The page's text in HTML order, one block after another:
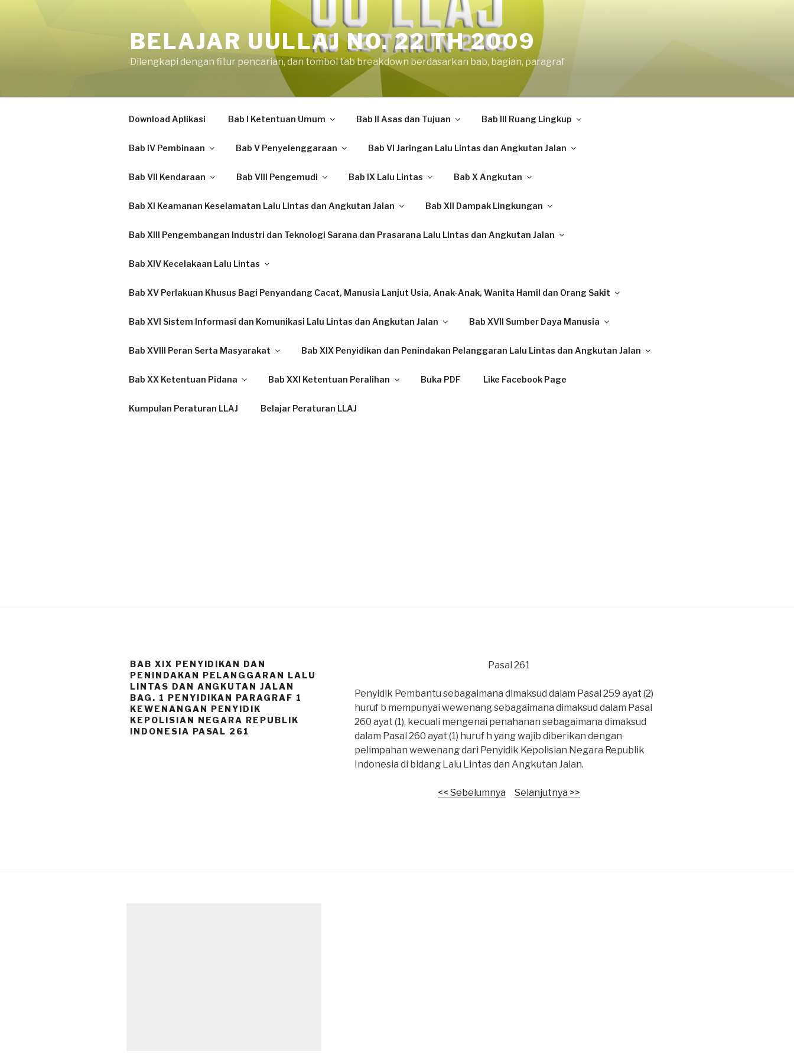
BELAJAR UULLAJ NO. 22 TH 2009
Dilengkapi dengan fitur pencarian, dan tombol tab breakdown berdasarkan bab, bagian, paragraf
Download Aplikasi Bab I Ketentuan Umum Bab II Asas dan Tujuan Bab III Ruang Lingkup
Bab IV Pembinaan Bab V Penyelenggaraan Bab VI Jaringan Lalu Lintas dan Angkutan Jalan
Bab VII Kendaraan Bab VIII Pengemudi Bab IX Lalu Lintas Bab X Angkutan
Bab XI Keamanan Keselamatan Lalu Lintas dan Angkutan Jalan Bab XII Dampak Lingkungan
Bab XIII Pengembangan Industri dan Teknologi Sarana dan Prasarana Lalu Lintas dan Angkutan Jalan
Bab XIV Kecelakaan Lalu Lintas
Bab XV Perlakuan Khusus Bagi Penyandang Cacat, Manusia Lanjut Usia, Anak-Anak, Wanita Hamil dan Orang Sakit
Bab XVI Sistem Informasi dan Komunikasi Lalu Lintas dan Angkutan Jalan Bab XVII Sumber Daya Manusia
Bab XVIII Peran Serta Masyarakat Bab XIX Penyidikan dan Penindakan Pelanggaran Lalu Lintas dan Angkutan Jalan
Bab XX Ketentuan Pidana Bab XXI Ketentuan Peralihan Buka PDF Like Facebook Page
Kumpulan Peraturan LLAJ Belajar Peraturan LLAJ
BAB XIX PENYIDIKAN DAN
PENINDAKAN PELANGGARAN LALU
LINTAS DAN ANGKUTAN JALAN
BAG. 1 PENYIDIKAN PARAGRAF 1
KEWENANGAN PENYIDIK
KEPOLISIAN NEGARA REPUBLIK
INDONESIA PASAL 261
Pasal 261
Penyidik Pembantu sebagaimana dimaksud dalam Pasal 259 ayat (2)
huruf b mempunyai wewenang sebagaimana dimaksud dalam Pasal
260 ayat (1), kecuali mengenai penahanan sebagaimana dimaksud
dalam Pasal 260 ayat (1) huruf h yang wajib diberikan dengan
pelimpahan wewenang dari Penyidik Kepolisian Negara Republik
Indonesia di bidang Lalu Lintas dan Angkutan Jalan.
<< Sebelumnya Selanjutnya >>